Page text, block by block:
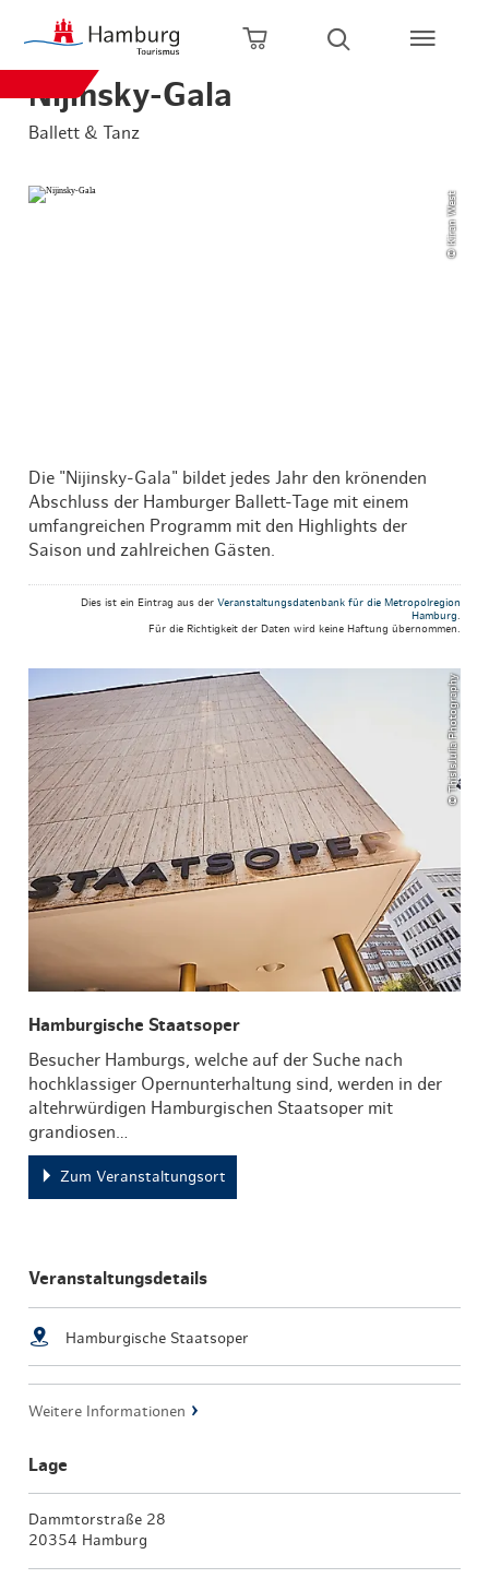
Zum Hauptinhalt springen
Zur Hauptnavigation springen
Zur Volltextsuche springen
Zum Footer springen
Warenkorb öffnen
Suche öffnen
Nijinsky-Gala
Ballett & Tanz
© Kiran West
Die "Nijinsky-Gala" bildet jedes Jahr den krönenden
Abschluss der Hamburger Ballett-Tage mit einem
umfangreichen Programm mit den Highlights der
Saison und zahlreichen Gästen.
Dies ist ein Eintrag aus der Veranstaltungsdatenbank für die Metropolregion
Hamburg.
Für die Richtigkeit der Daten wird keine Haftung übernommen.
© ThisIsJulia Photography
Hamburgische Staatsoper
Besucher Hamburgs, welche auf der Suche nach
hochklassiger Opernunterhaltung sind, werden in der
altehrwürdigen Hamburgischen Staatsoper mit
grandiosen…
Zum Veranstaltungsort
Veranstaltungsdetails
Hamburgische Staatsoper
Weitere Informationen
Lage
Dammtorstraße 28
20354 Hamburg